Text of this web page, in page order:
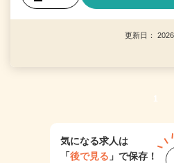
更新日：
1
気になる求人は
「後で見る 」で保存！